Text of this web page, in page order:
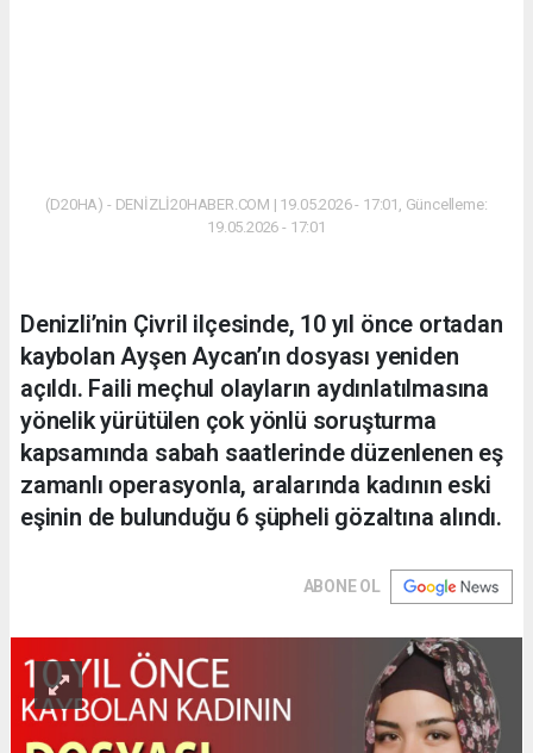
(D20HA) - DENİZLİ20HABER.COM | 19.05.2026 - 17:01, Güncelleme:
19.05.2026 - 17:01
Denizli’nin Çivril ilçesinde, 10 yıl önce ortadan
kaybolan Ayşen Aycan’ın dosyası yeniden
açıldı. Faili meçhul olayların aydınlatılmasına
yönelik yürütülen çok yönlü soruşturma
kapsamında sabah saatlerinde düzenlenen eş
zamanlı operasyonla, aralarında kadının eski
eşinin de bulunduğu 6 şüpheli gözaltına alındı.
ABONE OL